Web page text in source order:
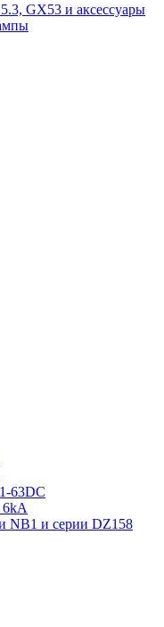
GX53 и аксессуары
63DC
6kA
NB1 и серии DZ158